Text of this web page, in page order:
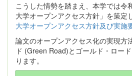
こうした情勢を踏まえ、本学では令
大学オープンアクセス方針」を策定
大学オープンアクセス方針及び実施
論文のオープンアクセス化の実現方
ド (Green Road)とゴールド・ロー
ります。